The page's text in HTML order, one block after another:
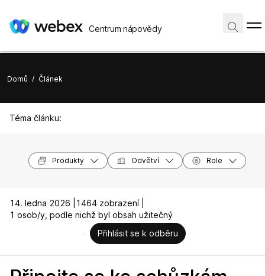
Centrum nápovědy
Domů / Článek
Téma článku:
Produkty Odvětví Role
14. ledna 2026 |
1464 zobrazení |
1 osob/y, podle nichž byl obsah užitečný
Přihlásit se k odběru